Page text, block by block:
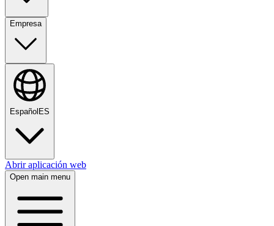
Empresa
Español ES
Abrir aplicación web
Open main menu